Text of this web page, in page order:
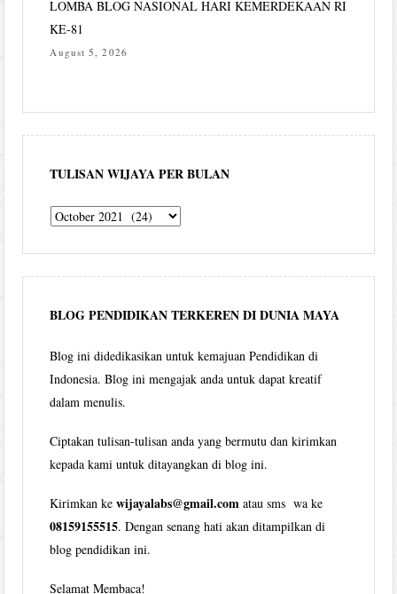
LOMBA BLOG NASIONAL HARI KEMERDEKAAN RI
KE-81
August 5, 2026
TULISAN WIJAYA PER BULAN
Tulisan
per
bulan
BLOG PENDIDIKAN TERKEREN DI DUNIA MAYA
Blog ini didedikasikan untuk kemajuan Pendidikan di
Indonesia. Blog ini mengajak anda untuk dapat kreatif
dalam menulis.
Ciptakan tulisan-tulisan anda yang bermutu dan kirimkan
kepada kami untuk ditayangkan di blog ini.
Kirimkan kewijayalabs@gmail.com atau sms wa ke
08159155515. Dengan senang hati akan ditampilkan di
blog pendidikan ini.
Selamat Membaca!